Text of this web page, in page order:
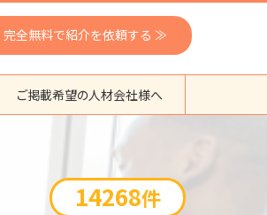
完全無料で紹介を依頼する ≫
ご掲載希望の人材会社様へ
14268件